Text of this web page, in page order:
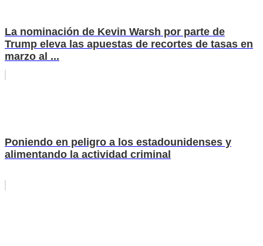
La nominación de Kevin Warsh por parte de
Trump eleva las apuestas de recortes de tasas en
marzo al ...
Poniendo en peligro a los estadounidenses y
alimentando la actividad criminal